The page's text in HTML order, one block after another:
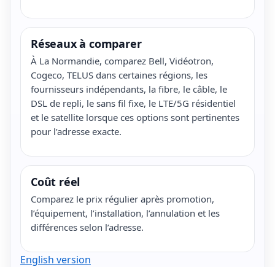
Réseaux à comparer
À La Normandie, comparez Bell, Vidéotron,
Cogeco, TELUS dans certaines régions, les
fournisseurs indépendants, la fibre, le câble, le
DSL de repli, le sans fil fixe, le LTE/5G résidentiel
et le satellite lorsque ces options sont pertinentes
pour l’adresse exacte.
Coût réel
Comparez le prix régulier après promotion,
l’équipement, l’installation, l’annulation et les
différences selon l’adresse.
English version